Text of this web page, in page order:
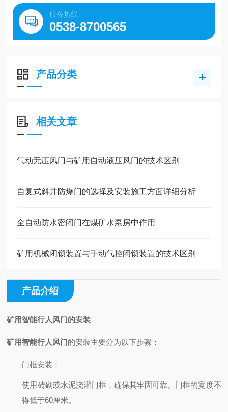
服务热线
0538-8700565
产品分类
相关文章
气动无压风门与矿用自动液压风门的技术区别
自复式斜井防爆门的选择及安装施工方面详细分析
全自动防水密闭门在煤矿水泵房中作用
矿用机械闭锁装置与手动气控闭锁装置的技术区别
产品介绍
矿用智能行人风门的安装
矿用智能行人风门的安装主要分为以下步骤：
门框安装 ：
使用砖砌或水泥浇灌门框，确保其牢固可靠。门框的宽度不
得低于60厘米。